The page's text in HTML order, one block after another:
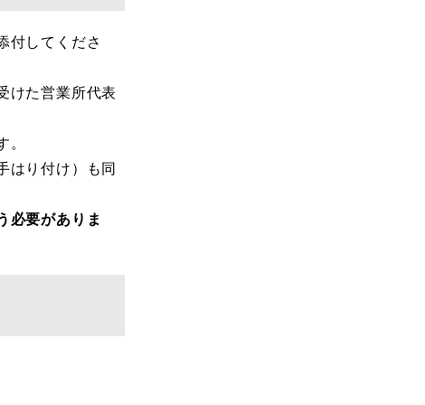
付してくださ
けた営業所代表
はり付け）も同
必要がありま